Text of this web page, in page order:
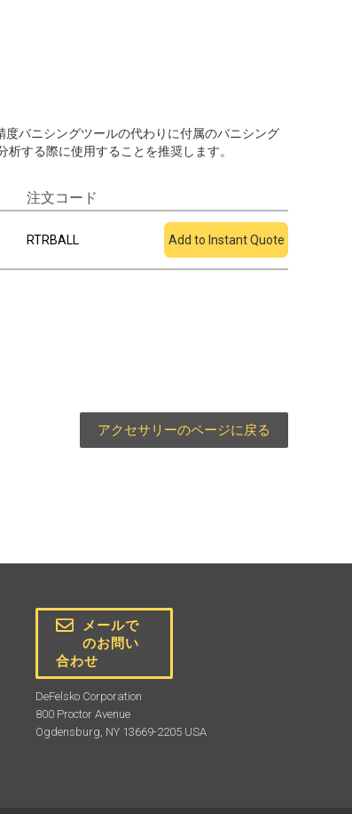
バニシングツールの代わりに付属のバニシング
する際に使用することを推奨します。
注文コード
RTRBALL Add to Instant Quote
アクセサリーのページに戻る
メールで
のお問い
合わせ
DeFelsko Corporation
800 Proctor Avenue
Ogdensburg, NY 13669-2205 USA